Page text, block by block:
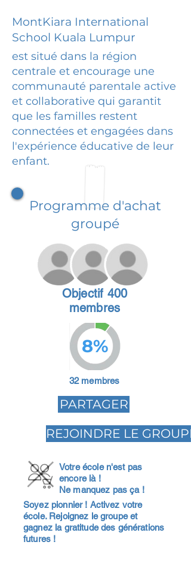
MontKiara International
School Kuala Lumpur
est situé dans la région
centrale et encourage une
communauté parentale active
et collaborative qui garantit
que les familles restent
connectées et engagées dans
l'expérience éducative de leur
enfant.
Programme d'achat
groupé
Objectif 400
membres
8%
32 membres
PARTAGER
REJOINDRE LE GROUPE
Votre école n'est pas
encore là !
Ne manquez pas ça !
Soyez pionnier ! Activez votre
école. Rejoignez le groupe et
gagnez la gratitude des générations
futures !